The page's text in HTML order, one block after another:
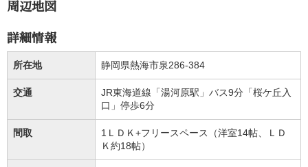
周辺地図
詳細情報
所在地 静岡県熱海市泉286-384
交通
JR東海道線「湯河原駅」バス9分「桜ケ丘入
口」停歩6分
間取
1ＬＤＫ+フリースペース（洋室14帖、ＬＤ
Ｋ約18帖）